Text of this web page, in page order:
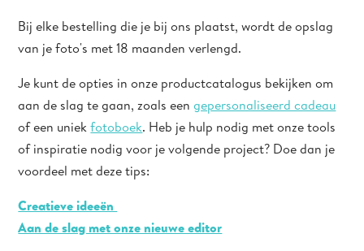
Bij elke bestelling die je bij ons plaatst, wordt de opslag
van je foto's met 18 maanden verlengd.
Je kunt de opties in onze productcatalogus bekijken om
aan de slag te gaan, zoals eengepersonaliseerd cadeau
of een uniekfotoboek. Heb je hulp nodig met onze tools
of inspiratie nodig voor je volgende project? Doe dan je
voordeel met deze tips:
Creatieve ideeën
Aan de slag met onze nieuwe editor